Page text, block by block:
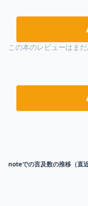
この本のレビューはまだ
noteでの言及数の推移（直